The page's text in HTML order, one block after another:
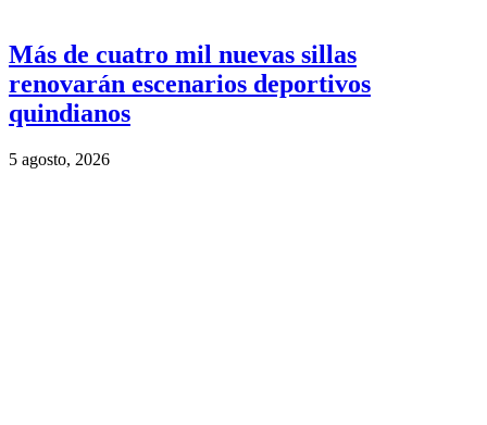
Más de cuatro mil nuevas sillas
renovarán escenarios deportivos
quindianos
5 agosto, 2026